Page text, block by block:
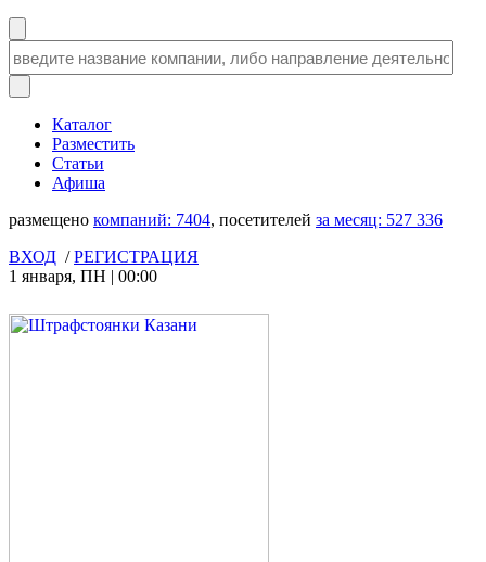
Каталог
Разместить
Статьи
Афиша
размещено компаний: 7404, посетителей за месяц: 527 336
ВХОД /РЕГИСТРАЦИЯ
1 января, ПН | 00:00